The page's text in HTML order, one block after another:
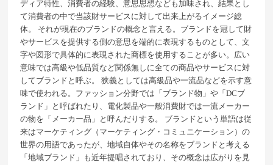
ディア特性、消費者の経験、意思思想なども加味され、結果とし
て消費者の中で当該財サービスに対して出来上がるイメージ総
体。 それが現在のブランドの概念と言える。ブランドを冠して財
やサービスを提供する側の意思を端的に表現するものとして、文
字や図形で具体的に表現された商標を使用することが多い。広い
意味では高級や低品質など関係無しに全ての商品やサービスに対
してブランドと呼ぶ。 狭義としては高級品や一流品などを示す意
味で使われる。ファッション分野では「ブランド物」や「DCブ
ランド」と呼ばれたり、電化製品や一般消費財では一流メーカー
の物を「メーカー品」と呼んだりする。 ブランドという単語は従
来はマーケティング（マーケティング・コミュニケーション）の
世界の用語であったが、地域自体やその名称をブランドと考える
「地域ブランド」も近年提唱されており、その概念は広がりを見